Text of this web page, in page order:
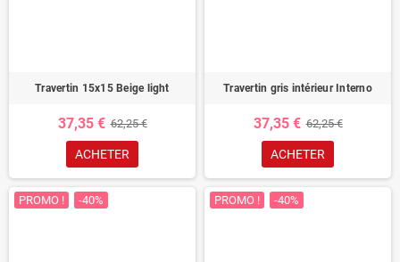
Travertin 15x15 Beige light
37,35 € 62,25 €
ACHETER
Travertin gris intérieur Interno
37,35 € 62,25 €
ACHETER
PROMO ! -40% PROMO ! -40%